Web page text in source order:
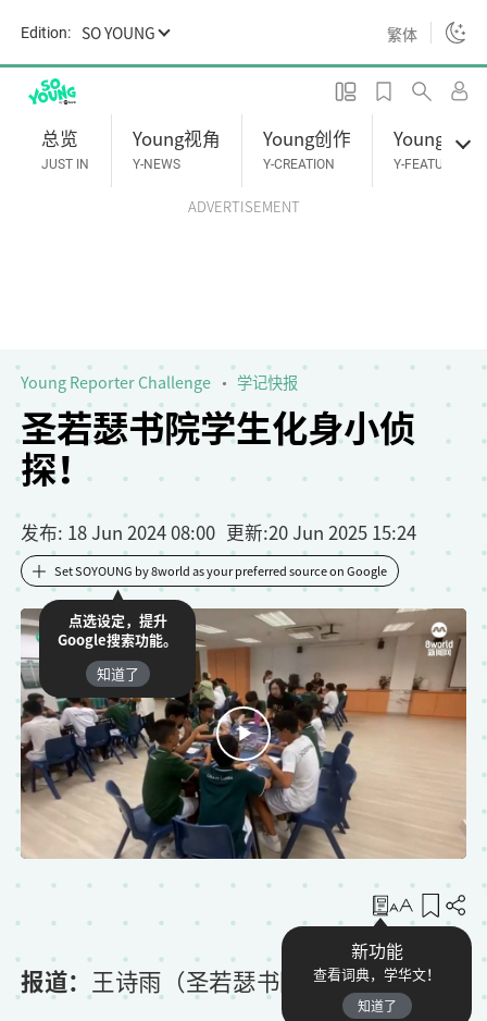
i
Edition: SO YOUNG 繁体
总览
JUST IN
Young视角
Y-NEWS
Young创作
Y-CREATION
Young专题
Y-FEATURES
ADVERTISEMENT
圣若瑟书院学生化身小侦
探！
Young Reporter Challenge 学记快报
发布: 18 Jun 2024 08:00 更新:20 Jun 2025 15:24
Set SOYOUNG by 8world as your preferred source on Google
点选设定，提升
Google搜索功能。
知道了
新功能
查看词典，学华文！
知道了
收藏
报道： 王诗雨 （圣若瑟书院学生记者）